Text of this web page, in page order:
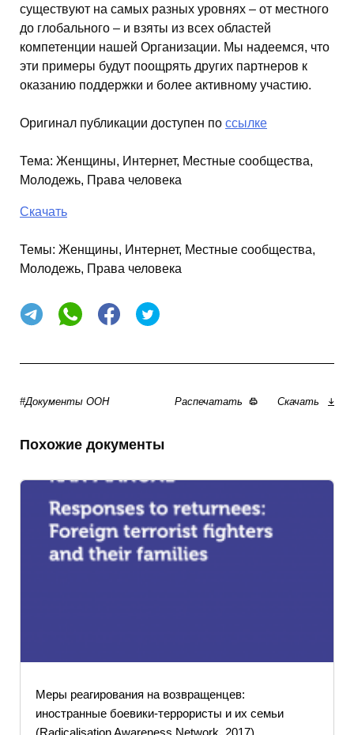
существуют на самых разных уровнях – от местного
до глобального – и взяты из всех областей
компетенции нашей Организации. Мы надеемся, что
эти примеры будут поощрять других партнеров к
оказанию поддержки и более активному участию.
Оригинал публикации доступен по ссылке
Тема: Женщины, Интернет, Местные сообщества,
Молодежь, Права человека
Скачать
Темы: Женщины, Интернет, Местные сообщества,
Молодежь, Права человека
#Документы ООН Распечатать Скачать
Похожие документы
Меры реагирования на возвращенцев:
иностранные боевики-террористы и их семьи
(Radicalisation Awareness Network, 2017)